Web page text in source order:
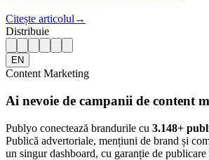
Citește articolul →
Distribuie
EN
Content Marketing
Ai nevoie de campanii de content
Publyo conectează brandurile cu 3.148+
Publică advertoriale, mențiuni de brand și
un singur dashboard, cu garanție de